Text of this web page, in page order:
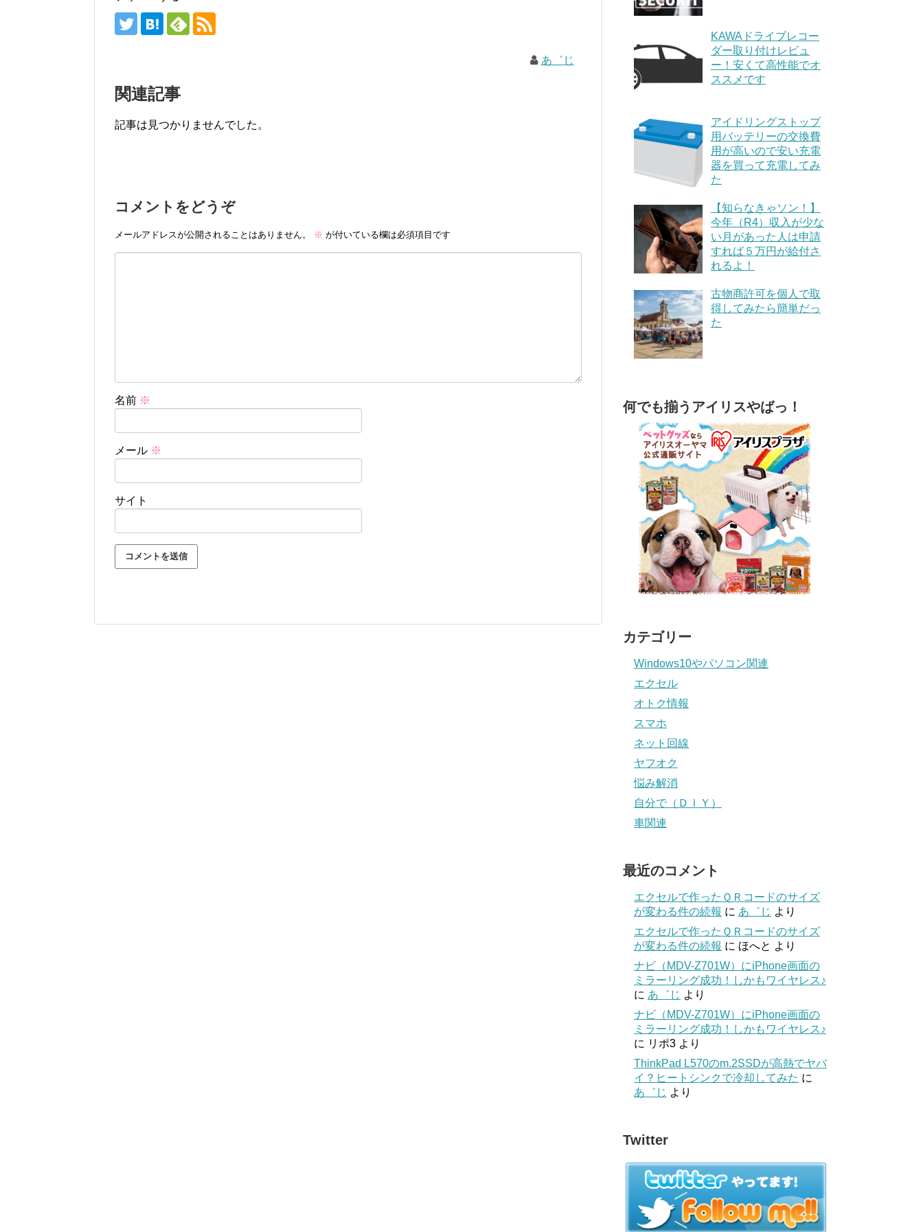
あ゛じ
関連記事
記事は見つかりませんでした。
コメントをどうぞ
メールアドレスが公開されることはありません。 ※ が付いている欄は必須項目です
名前 ※
メール ※
サイト
KAWAドライブレコー
ダー取り付けレビュ
ー！安くて高性能でオ
ススメです
アイドリングストップ
用バッテリーの交換費
用が高いので安い充電
器を買って充電してみ
た
【知らなきゃソン！】
今年（R4）収入が少な
い月があった人は申請
すれば５万円が給付さ
れるよ！
古物商許可を個人で取
得してみたら簡単だっ
た
何でも揃うアイリスやばっ！
カテゴリー
Windows10やパソコン関連
エクセル
オトク情報
スマホ
ネット回線
ヤフオク
悩み解消
自分で（ＤＩＹ）
車関連
最近のコメント
エクセルで作ったＱＲコードのサイズ
が変わる件の続報 に あ゛じ より
エクセルで作ったＱＲコードのサイズ
が変わる件の続報 に ほへと より
ナビ（MDV-Z701W）にiPhone画面の
ミラーリング成功！しかもワイヤレス♪
に あ゛じ より
ナビ（MDV-Z701W）にiPhone画面の
ミラーリング成功！しかもワイヤレス♪
に リポ3 より
ThinkPad L570のm.2SSDが高熱でヤバ
イ？ヒートシンクで冷却してみた に
あ゛じ より
Twitter